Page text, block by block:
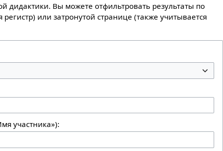
Вы можете отфильтровать результаты по
или затронутой странице (также учитывается
участника»):